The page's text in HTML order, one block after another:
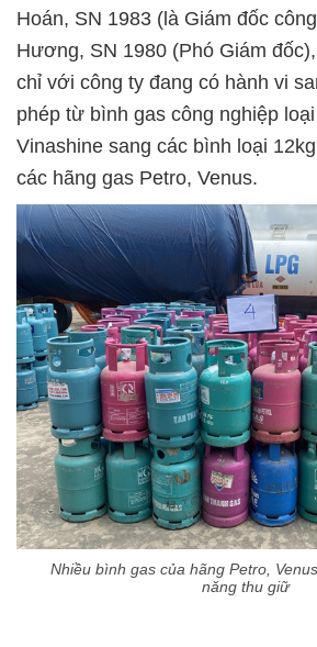
Hoán, SN 1983 (là Giám đốc
Hương, SN 1980 (Phó Giám
chỉ với công ty đang có hành vi
phép từ bình gas công nghiệp
Vinashine sang các bình loại
các hãng gas Petro, Venus.
Nhiều bình gas của hãng Petro,
năng thu giữ